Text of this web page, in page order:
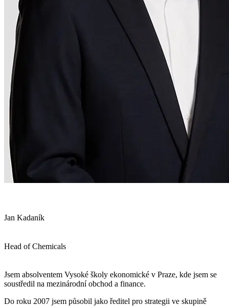
Jan Kadaník
Head of Chemicals
Jsem absolventem Vysoké školy ekonomické v Praze, kde jsem se
soustředil na mezinárodní obchod a finance.
Do roku 2007 jsem působil jako ředitel pro strategii ve skupině